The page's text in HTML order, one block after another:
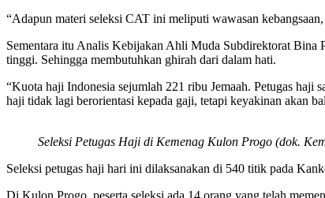
“Adapun materi seleksi CAT ini meliputi wawasan
Sementara itu Analis Kebijakan Ahli Muda Subdirektorat
tinggi. Sehingga membutuhkan ghirah dari dalam hati.
“Kuota haji Indonesia sejumlah 221 ribu Jemaah. Petugas haji
haji tidak lagi berorientasi kepada gaji, tetapi keyakinan akan
Seleksi Petugas Haji di Kemenag Kulon Progo (dok.
Seleksi petugas haji hari ini dilaksanakan di 540 titik pada